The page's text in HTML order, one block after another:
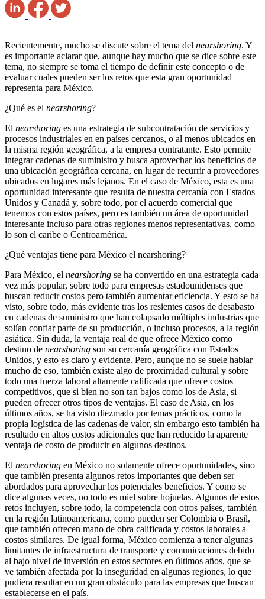
Recientemente, mucho se discute sobre el tema del nearshoring. Y
es importante aclarar que, aunque hay mucho que se dice sobre este
tema, no siempre se toma el tiempo de definir este concepto o de
evaluar cuales pueden ser los retos que esta gran oportunidad
representa para México.
¿Qué es el nearshoring?
El nearshoring es una estrategia de subcontratación de servicios y
procesos industriales en en países cercanos, o al menos ubicados en
la misma región geográfica, a la empresa contratante. Esto permite
integrar cadenas de suministro y busca aprovechar los beneficios de
una ubicación geográfica cercana, en lugar de recurrir a proveedores
ubicados en lugares más lejanos. En el caso de México, esta es una
oportunidad interesante que resulta de nuestra cercanía con Estados
Unidos y Canadá y, sobre todo, por el acuerdo comercial que
tenemos con estos países, pero es también un área de oportunidad
interesante incluso para otras regiones menos representativas, como
lo son el caribe o Centroamérica.
¿Qué ventajas tiene para México el nearshoring?
Para México, el nearshoring se ha convertido en una estrategia cada
vez más popular, sobre todo para empresas estadounidenses que
buscan reducir costos pero también aumentar eficiencia. Y esto se ha
visto, sobre todo, más evidente tras los resientes casos de desabasto
en cadenas de suministro que han colapsado múltiples industrias que
solían confiar parte de su producción, o incluso procesos, a la región
asiática. Sin duda, la ventaja real de que ofrece México como
destino de nearshoring son su cercanía geográfica con Estados
Unidos, y esto es claro y evidente. Pero, aunque no se suele hablar
mucho de eso, también existe algo de proximidad cultural y sobre
todo una fuerza laboral altamente calificada que ofrece costos
competitivos, que si bien no son tan bajos como los de Asia, si
pueden ofrecer otros tipos de ventajas. El caso de Asia, en los
últimos años, se ha visto diezmado por temas prácticos, como la
propia logística de las cadenas de valor, sin embargo esto también ha
resultado en altos costos adicionales que han reducido la aparente
ventaja de costo de producir en algunos destinos.
El nearshoring en México no solamente ofrece oportunidades, sino
que también presenta algunos retos importantes que deben ser
abordados para aprovechar los potenciales beneficios. Y como se
dice algunas veces, no todo es miel sobre hojuelas. Algunos de estos
retos incluyen, sobre todo, la competencia con otros países, también
en la región latinoamericana, como pueden ser Colombia o Brasil,
que también ofrecen mano de obra calificada y costos laborales a
costos similares. De igual forma, México comienza a tener algunas
limitantes de infraestructura de transporte y comunicaciones debido
al bajo nivel de inversión en estos sectores en últimos años, que se
ve también afectada por la inseguridad en algunas regiones, lo que
pudiera resultar en un gran obstáculo para las empresas que buscan
establecerse en el país.